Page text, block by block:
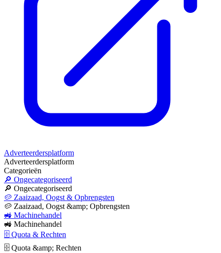
Adverteerdersplatform
Adverteerdersplatform
Categorieën
🔎 Ongecategoriseerd
🔎 Ongecategoriseerd
🥔 Zaaizaad, Oogst & Opbrengsten
🥔 Zaaizaad, Oogst &amp; Opbrengsten
🚜 Machinehandel
🚜 Machinehandel
🗄 Quota & Rechten
🗄 Quota &amp; Rechten